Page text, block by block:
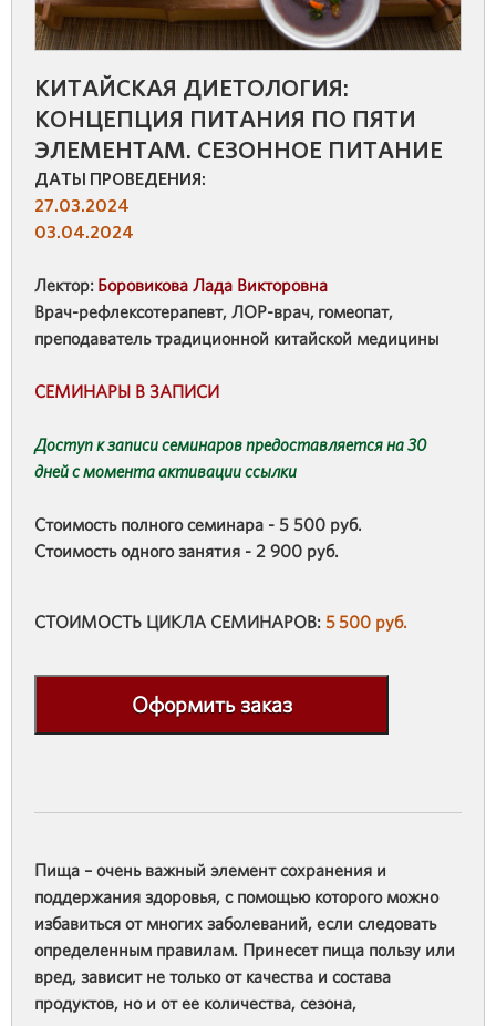
КИТАЙСКАЯ ДИЕТОЛОГИЯ:
КОНЦЕПЦИЯ ПИТАНИЯ ПО ПЯТИ
ЭЛЕМЕНТАМ. СЕЗОННОЕ ПИТАНИЕ
ДАТЫ ПРОВЕДЕНИЯ:
27.03.2024
03.04.2024
Лектор: Боровикова Лада Викторовна
Врач-рефлексотерапевт, ЛОР-врач, гомеопат,
преподаватель традиционной китайской медицины
СЕМИНАРЫ В ЗАПИСИ
Доступ к записи семинаров предоставляется на 30
дней с момента активации ссылки
Стоимость полного семинара - 5 500 руб.
Стоимость одного занятия - 2 900 руб.
СТОИМОСТЬ ЦИКЛА СЕМИНАРОВ: 5 500 руб.
Оформить заказ
Пища – очень важный элемент сохранения и
поддержания здоровья, с помощью которого можно
избавиться от многих заболеваний, если следовать
определенным правилам. Принесет пища пользу или
вред, зависит не только от качества и состава
продуктов, но и от ее количества, сезона,